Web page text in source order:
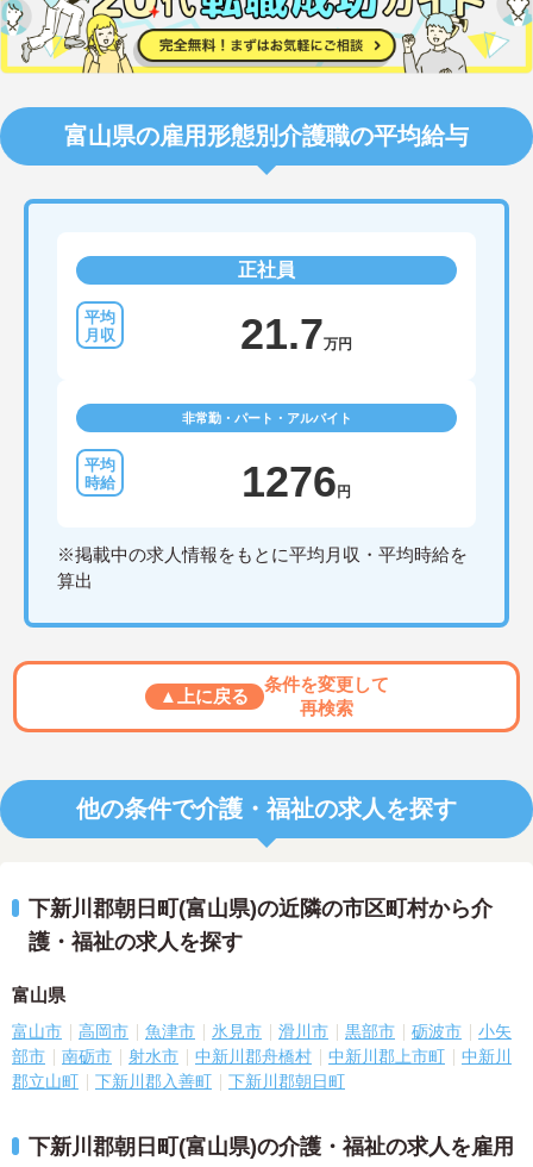
富山県の雇用形態別介護職の平均給与
正社員
21.7万円
非常勤・パート・アルバイト
1276 円
※掲載中の求人情報をもとに平均月収・平均時給を
算出
▲上に戻る
条件を変更して
再検索
他の条件で介護・福祉の求人を探す
下新川郡朝日町(富山県)の近隣の市区町村から介
護・福祉の求人を探す
富山県
富山市 高岡市 魚津市 氷見市 滑川市 黒部市 砺波市
小矢
部市
南砺市 射水市 中新川郡舟橋村 中新川郡上市町
中新川
郡立山町
下新川郡入善町 下新川郡朝日町
下新川郡朝日町(富山県)の介護・福祉の求人を雇用